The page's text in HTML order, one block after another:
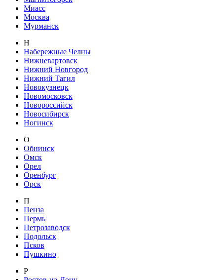
Миасс
Москва
Мурманск
Н
Набережные Челны
Нижневартовск
Нижний Новгород
Нижний Тагил
Новокузнецк
Новомосковск
Новороссийск
Новосибирск
Ногинск
О
Обнинск
Омск
Орел
Оренбург
Орск
П
Пенза
Пермь
Петрозаводск
Подольск
Псков
Пушкино
Р